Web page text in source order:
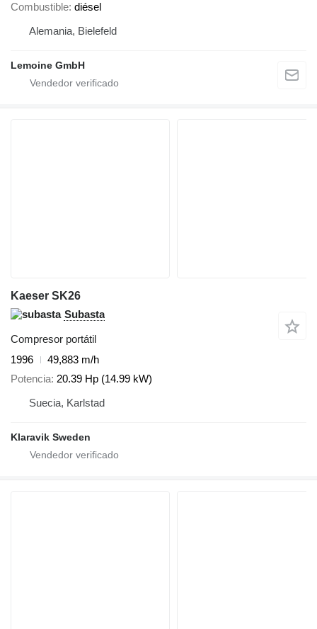
Combustible diésel
Alemania, Bielefeld
Lemoine GmbH
Kaeser SK26
Subasta
Compresor portátil
1996
49,883 m/h
Potencia 20.39 Hp (14.99 kW)
Suecia, Karlstad
Klaravik Sweden